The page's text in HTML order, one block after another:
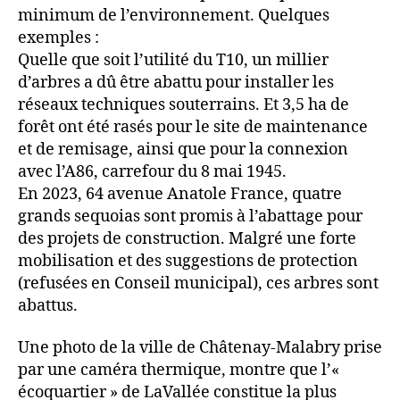
minimum de l’environnement. Quelques
exemples :
Quelle que soit l’utilité du T10, un millier
d’arbres a dû être abattu pour installer les
réseaux techniques souterrains. Et 3,5 ha de
forêt ont été rasés pour le site de maintenance
et de remisage, ainsi que pour la connexion
avec l’A86, carrefour du 8 mai 1945.
En 2023, 64 avenue Anatole France, quatre
grands sequoias sont promis à l’abattage pour
des projets de construction. Malgré une forte
mobilisation et des suggestions de protection
(refusées en Conseil municipal), ces arbres sont
abattus.
Une photo de la ville de Châtenay-Malabry prise
par une caméra thermique, montre que l’«
écoquartier » de LaVallée constitue la plus